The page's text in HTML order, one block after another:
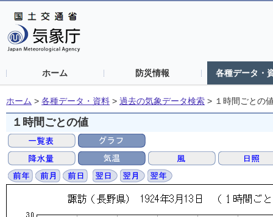
ホーム 防災情報 各種データ・
ホーム > 各種データ・資料 > 過去の気象データ検索 > １時間ごとの
１時間ごとの値